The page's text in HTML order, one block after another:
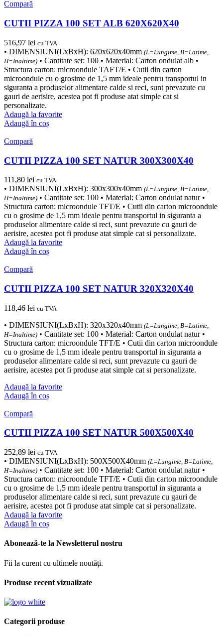
Compară
CUTII PIZZA 100 SET ALB 620X620X40
516,97 lei cu TVA
• DIMENSIUNI(LxBxH): 620x620x40mm (L=Lungime, B=Latime,
H=Inaltime) • Cantitate set: 100 • Material: Carton ondulat alb •
Structura carton: microondule TAFT/E • Cutii din carton
microondule cu o grosime de 1,5 mm ideale pentru transportul in
siguranta a produselor alimentare calde si reci, sunt prevazute cu
gauri de aerisire, acestea pot fi produse atat simple cat si
personalizate.
Adaugă la favorite
Adaugă în coș
Compară
CUTII PIZZA 100 SET NATUR 300X300X40
111,80 lei cu TVA
• DIMENSIUNI(LxBxH): 300x300x40mm (L=Lungime, B=Latime,
H=Inaltime) • Cantitate set: 100 • Material: Carton ondulat natur •
Structura carton: microondule TFT/E • Cutii din carton microondule
cu o grosime de 1,5 mm ideale pentru transportul in siguranta a
produselor alimentare calde si reci, sunt prevazute cu gauri de
aerisire, acestea pot fi produse atat simple cat si personalizate.
Adaugă la favorite
Adaugă în coș
Compară
CUTII PIZZA 100 SET NATUR 320X320X40
118,46 lei cu TVA
• DIMENSIUNI(LxBxH): 320x320x40mm (L=Lungime, B=Latime,
H=Inaltime) • Cantitate set: 100 • Material: Carton ondulat natur •
Structura carton: microondule TFT/E • Cutii din carton microondule
cu o grosime de 1,5 mm ideale pentru transportul in siguranta a
produselor alimentare calde si reci, sunt prevazute cu gauri de
aerisire, acestea pot fi produse atat simple cat si personalizate.
Adaugă la favorite
Adaugă în coș
Compară
CUTII PIZZA 100 SET NATUR 500X500X40
252,89 lei cu TVA
• DIMENSIUNI(LxBxH): 500X500X40mm (L=Lungime, B=Latime,
H=Inaltime) • Cantitate set: 100 • Material: Carton ondulat natur •
Structura carton: microondule TFT/E • Cutii din carton microondule
cu o grosime de 1,5 mm ideale pentru transportul in siguranta a
produselor alimentare calde si reci, sunt prevazute cu gauri de
aerisire, acestea pot fi produse atat simple cat si personalizate.
Adaugă la favorite
Adaugă în coș
Abonează-te la Newsletterul nostru
Fii la curent cu ultimele noutăți.
Produse recent vizualizate
Categorii produse